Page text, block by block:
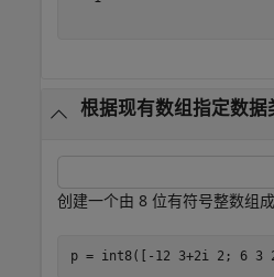
根据现有数组指定数
创建一个由 8 位有符号整数组
p = int8([-12 3+2i 2; 6 3